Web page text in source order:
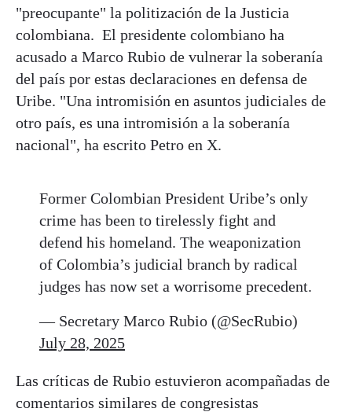
"preocupante" la politización de la Justicia
colombiana. El presidente colombiano ha
acusado a Marco Rubio de vulnerar la soberanía
del país por estas declaraciones en defensa de
Uribe. "Una intromisión en asuntos judiciales de
otro país, es una intromisión a la soberanía
nacional", ha escrito Petro en X.
Former Colombian President Uribe’s only
crime has been to tirelessly fight and
defend his homeland. The weaponization
of Colombia’s judicial branch by radical
judges has now set a worrisome precedent.
— Secretary Marco Rubio (@SecRubio)
July 28, 2025
Las críticas de Rubio estuvieron acompañadas de
comentarios similares de congresistas